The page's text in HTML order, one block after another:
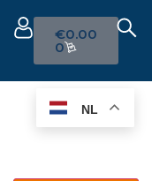
€0.00
0
NL